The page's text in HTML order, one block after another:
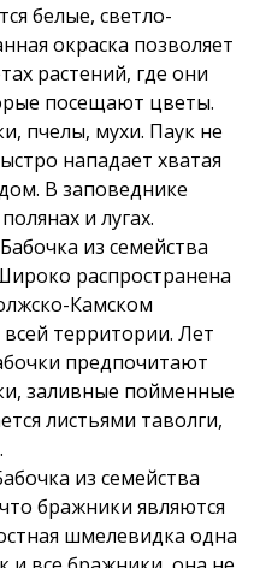
белые, светло-
окраска позволяет
растений, где они
посещают цветы.
пчелы, мухи. Паук не
нападает хватая
В заповеднике
и лугах.
из семейства
распространена
Камском
территории. Лет
предпочитают
заливные пойменные
листьями таволги,
из семейства
бражники являются
шмелевидка одна